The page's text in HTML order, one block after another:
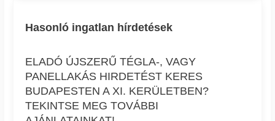
Hasonló ingatlan hírdetések
ELADÓ ÚJSZERŰ TÉGLA-, VAGY
PANELLAKÁS HIRDETÉST KERES
BUDAPESTEN A XI. KERÜLETBEN?
TEKINTSE MEG TOVÁBBI